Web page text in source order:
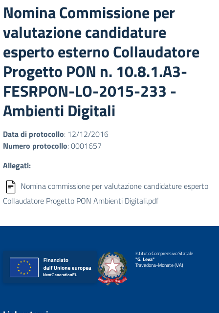
Nomina Commissione per
valutazione candidature
esperto esterno Collaudatore
Progetto PON n. 10.8.1.A3-
FESRPON-LO-2015-233 -
Ambienti Digitali
Data di protocollo: 12/12/2016
Numero protocollo: 0001657
Allegati:
Nomina commissione per valutazione candidature esperto
Collaudatore Progetto PON Ambienti Digitali.pdf
Istituto Comprensivo Statale
"G. Leva"
Travedona-Monate (VA)